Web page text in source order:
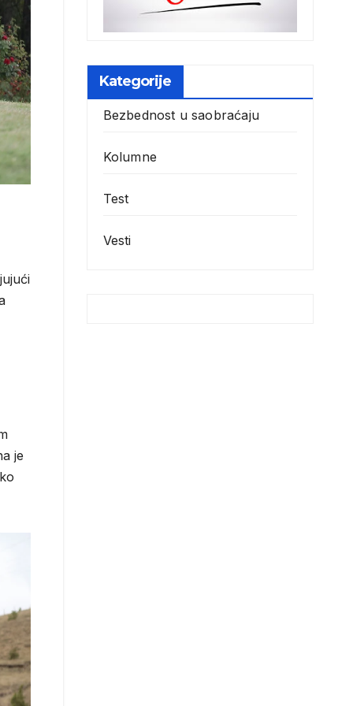
je
Kategorije
Bezbednost u saobraćaju
Kolumne
Test
Vesti